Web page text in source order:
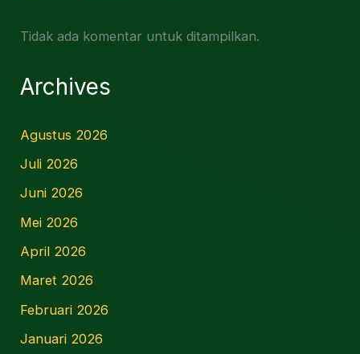
Tidak ada komentar untuk ditampilkan.
Archives
Agustus 2026
Juli 2026
Juni 2026
Mei 2026
April 2026
Maret 2026
Februari 2026
Januari 2026